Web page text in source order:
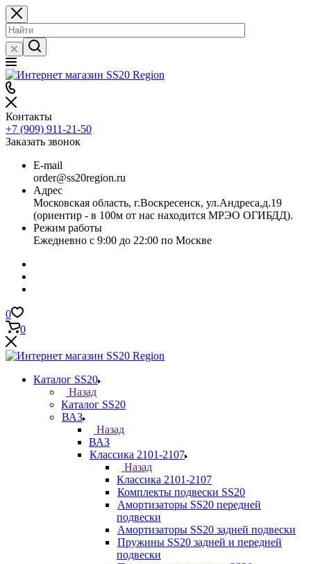
Контакты
+7 (909) 911-21-50
Заказать звонок
E-mail
order@ss20region.ru
Адрес
Московская область, г.Воскресенск, ул.Андреса,д.19
(ориентир - в 100м от нас находится МРЭО ОГИБДД).
Режим работы
Ежедневно с 9:00 до 22:00 по Москве
0
0
Каталог SS20
Назад
Каталог SS20
ВАЗ
Назад
ВАЗ
Классика 2101-2107
Назад
Классика 2101-2107
Комплекты подвески SS20
Амортизаторы SS20 передней
подвески
Амортизаторы SS20 задней подвески
Пружины SS20 задней и передней
подвески